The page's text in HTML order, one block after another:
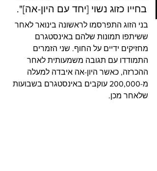
בחייו כזוג נשוי [יחד עם היון-אה]".
בני הזוג התפרסמו לראשונה בינואר לאחר
ששיתפו תמונות שלהם באינסטגרם
מחזיקים ידיים על החוף. שני הזמרים
התמודדו עם תגובה משמעותית לאחר
ההכרזה, כאשר היון-אה איבדה למעלה
מ-200,000 עוקבים באינסטגרם בשבועות
שלאחר מכן.